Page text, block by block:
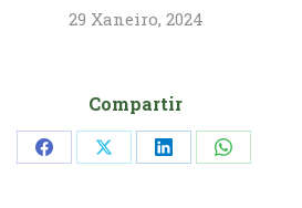
29 Xaneiro, 2024
Compartir
Share Share Share Share